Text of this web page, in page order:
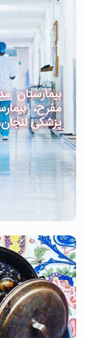
بیمارستان
مفرح،
پزشکی